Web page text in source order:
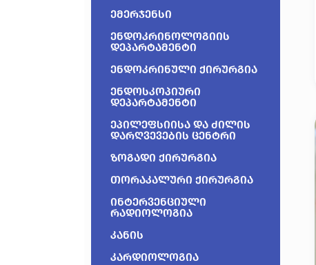
ემერჯენსი
ენდოკრინოლოგიის
დეპარტამენტი
ენდოკრინული ქირურგია
ენდოსკოპიური
დეპარტამენტი
ეპილეფსიისა და ძილის
დარღვევების ცენტრი
ზოგადი ქირურგია
თორაკალური ქირურგია
ინტერვენციული
რადიოლოგია
კანის
კარდიოლოგია